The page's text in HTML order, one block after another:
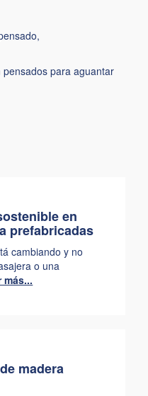
para aguantar
en
prefabricadas
cambiando y no
o una
más...
madera